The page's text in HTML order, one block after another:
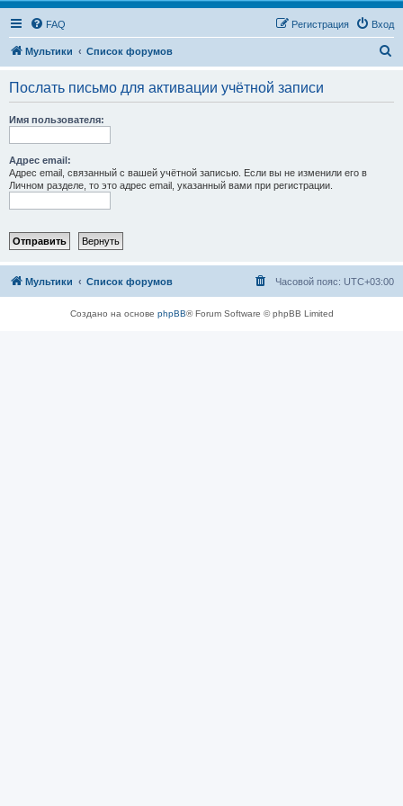
FAQ Вход
Регистрация
Мультики Список форумов
Послать письмо для активации учётной записи
Имя пользователя:
Адрес email:
Адрес email, связанный с вашей учётной записью. Если вы не изменили его в
Личном разделе, то это адрес email, указанный вами при регистрации.
Мультики Список форумов Часовой пояс: UTC+03:00
Создано на основе phpBB® Forum Software © phpBB Limited